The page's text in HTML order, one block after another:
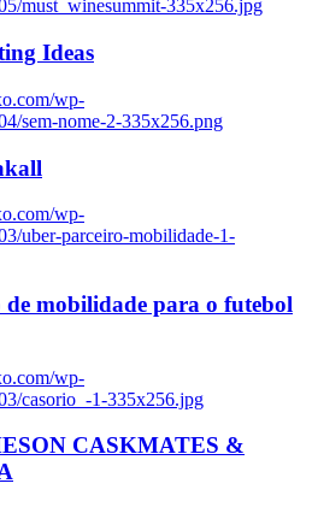
must_winesummit-335x256.jpg
Ideas
wp-
sem-nome-2-335x256.png
wp-
uber-parceiro-mobilidade-1-
mobilidade para o futebol
wp-
casorio_-1-335x256.jpg
CASKMATES &